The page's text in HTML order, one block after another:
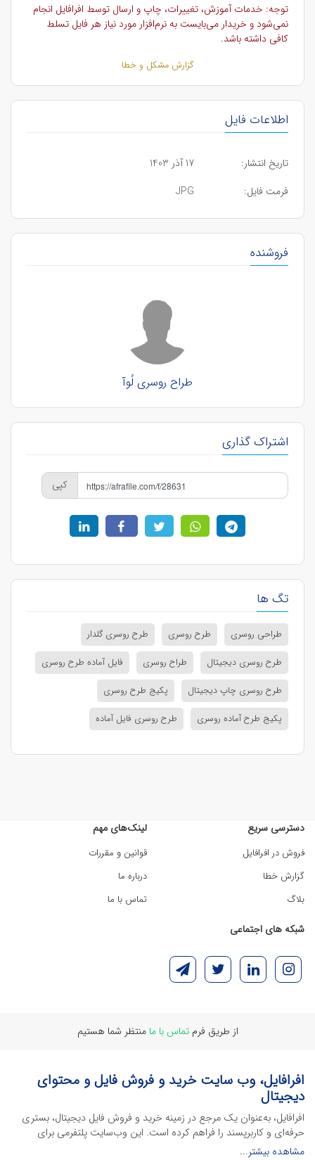
توجه: خدمات آموزش، تغییرات، چاپ و ارسال توسط افرافایل انجام
نمی‌شود و خریدار می‌بایست به نرم‌افزار مورد نیاز هر فایل تسلط
کافی داشته باشد.
گزارش مشکل و خطا
اطلاعات فایل
تاریخ انتشار:
17 آذر 1403
فرمت فایل:
JPG
فروشنده
طراح روسری لُوآ
اشتراک گذاری
کپی
تگ ها
طراحی روسری طرح روسری
طرح روسری گلدار
طرح روسری دیجیتال
طراح روسری
فایل آماده طرح روسری
طرح روسری چاپ دیجیتال
پکیج طرح روسری
پکیج طرح آماده روسری
طرح روسری فایل آماده
دسترسی سریع
فروش در افرافایل
گزارش خطا
بلاگ
لینک‌های مهم
قوانین و مقررات
درباره ما
تماس با ما
شبکه های اجتماعی
از طریق فرمتماس با ما منتظر شما هستیم
افرافایل، وب سایت خرید و فروش فایل و محتوای
دیجیتال
افرافایل، به‌عنوان یک مرجع در زمینه خرید و فروش فایل دیجیتال، بستری
حرفه‌ای و کاربرپسند را فراهم کرده است. این وب‌سایت‌ پلتفرمی برای
طراحان، دانشجویان و فریلنسرها ایجاد می‌کند تا به راحتی محصولات
مشاهده بیشتر...